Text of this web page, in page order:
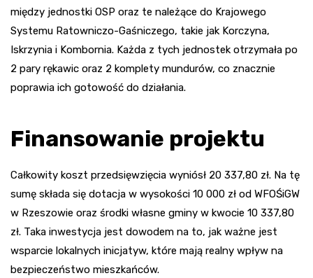
między jednostki OSP oraz te należące do Krajowego
Systemu Ratowniczo-Gaśniczego, takie jak Korczyna,
Iskrzynia i Kombornia. Każda z tych jednostek otrzymała po
2 pary rękawic oraz 2 komplety mundurów, co znacznie
poprawia ich gotowość do działania.
Finansowanie projektu
Całkowity koszt przedsięwzięcia wyniósł 20 337,80 zł. Na tę
sumę składa się dotacja w wysokości 10 000 zł od WFOŚiGW
w Rzeszowie oraz środki własne gminy w kwocie 10 337,80
zł. Taka inwestycja jest dowodem na to, jak ważne jest
wsparcie lokalnych inicjatyw, które mają realny wpływ na
bezpieczeństwo mieszkańców.